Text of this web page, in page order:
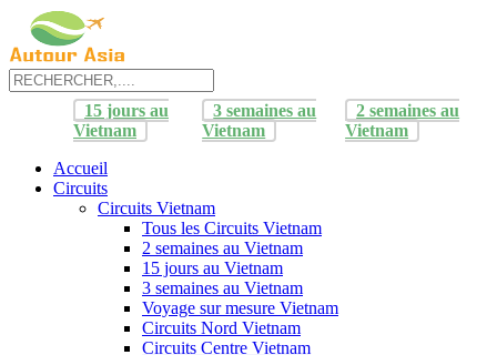
15 jours au
Vietnam
3 semaines au
Vietnam
2 semaines au
Vietnam
Accueil
Circuits
Circuits Vietnam
Tous les Circuits Vietnam
2 semaines au Vietnam
15 jours au Vietnam
3 semaines au Vietnam
Voyage sur mesure Vietnam
Circuits Nord Vietnam
Circuits Centre Vietnam